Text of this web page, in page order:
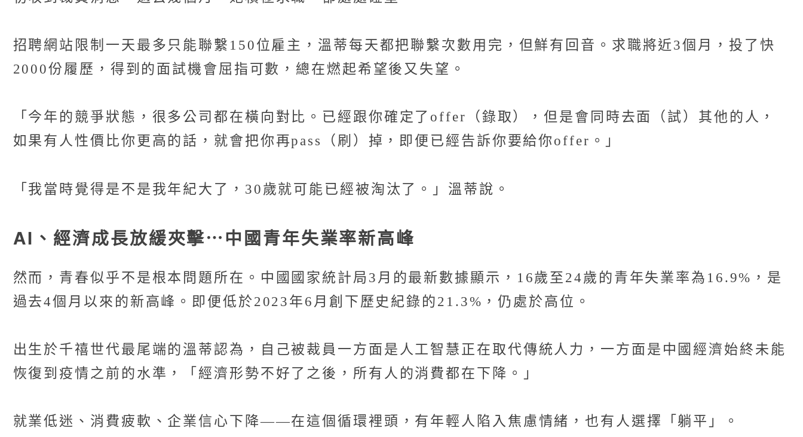
招聘網站限制一天最多只能聯繫150位雇主，溫蒂每天都把聯繫次數用完，但鮮有回音。求職將近3個月，投了快
2000份履歷，得到的面試機會屈指可數，總在燃起希望後又失望。
「今年的競爭狀態，很多公司都在橫向對比。已經跟你確定了offer（錄取），但是會同時去面（試）其他的人，
如果有人性價比你更高的話，就會把你再pass（刷）掉，即便已經告訴你要給你offer。」
「我當時覺得是不是我年紀大了，30歲就可能已經被淘汰了。」溫蒂說。
AI、經濟成長放緩夾擊⋯中國青年失業率新高峰
然而，青春似乎不是根本問題所在。中國國家統計局3月的最新數據顯示，16歲至24歲的青年失業率為16.9%，是
過去4個月以來的新高峰。即便低於2023年6月創下歷史紀錄的21.3%，仍處於高位。
出生於千禧世代最尾端的溫蒂認為，自己被裁員一方面是人工智慧正在取代傳統人力，一方面是中國經濟始終未能
恢復到疫情之前的水準，「經濟形勢不好了之後，所有人的消費都在下降。」
就業低迷、消費疲軟、企業信心下降——在這個循環裡頭，有年輕人陷入焦慮情緒，也有人選擇「躺平」。